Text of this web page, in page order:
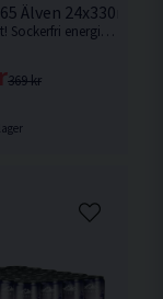
Älven 24x330ml
Senaste nytt! Sockerfri energidryck med smak av fruktsoda.
369 kr